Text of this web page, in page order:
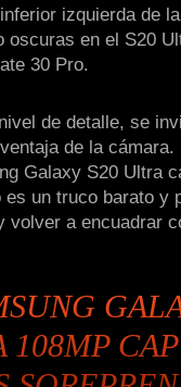
izquierda de
oscuras en el S20
30 Pro.
de detalle, se
de la cámara.
Galaxy S20 Ultra
es un truco barato y
volver a encuadrar
108MP